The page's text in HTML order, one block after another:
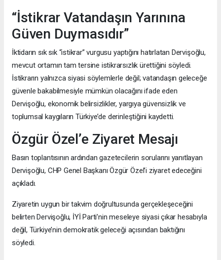
“İstikrar Vatandaşın Yarınına
Güven Duymasıdır”
İktidarın sık sık “istikrar” vurgusu yaptığını hatırlatan Dervişoğlu,
mevcut ortamın tam tersine istikrarsızlık ürettiğini söyledi.
İstikrarın yalnızca siyasi söylemlerle değil; vatandaşın geleceğe
güvenle bakabilmesiyle mümkün olacağını ifade eden
Dervişoğlu, ekonomik belirsizlikler, yargıya güvensizlik ve
toplumsal kaygıların Türkiye’de derinleştiğini kaydetti.
Özgür Özel’e Ziyaret Mesajı
Basın toplantısının ardından gazetecilerin sorularını yanıtlayan
Dervişoğlu, CHP Genel Başkanı Özgür Özel’i ziyaret edeceğini
açıkladı.
Ziyaretin uygun bir takvim doğrultusunda gerçekleşeceğini
belirten Dervişoğlu, İYİ Parti’nin meseleye siyasi çıkar hesabıyla
değil, Türkiye’nin demokratik geleceği açısından baktığını
söyledi.